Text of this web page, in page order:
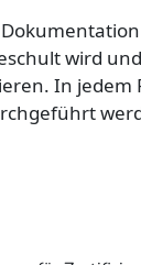
wird
In